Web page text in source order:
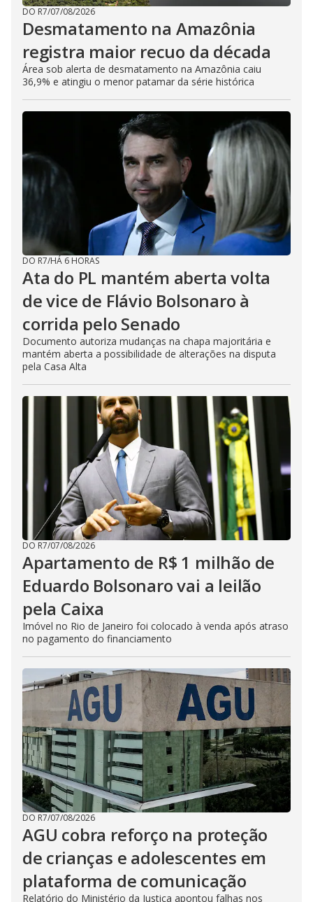
DO R7/07/08/2026
Desmatamento na Amazônia
registra maior recuo da década
Área sob alerta de desmatamento na Amazônia caiu
36,9% e atingiu o menor patamar da série histórica
DO R7/HÁ 6 HORAS
Ata do PL mantém aberta volta
de vice de Flávio Bolsonaro à
corrida pelo Senado
Documento autoriza mudanças na chapa majoritária e
mantém aberta a possibilidade de alterações na disputa
pela Casa Alta
DO R7/07/08/2026
Apartamento de R$ 1 milhão de
Eduardo Bolsonaro vai a leilão
pela Caixa
Imóvel no Rio de Janeiro foi colocado à venda após atraso
no pagamento do financiamento
DO R7/07/08/2026
AGU cobra reforço na proteção
de crianças e adolescentes em
plataforma de comunicação
Relatório do Ministério da Justiça apontou falhas nos